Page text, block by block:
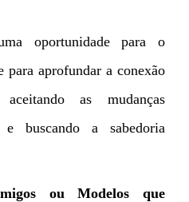
oportunidade para o
para aprofundar a conexão
as mudanças
buscando a sabedoria
ou Modelos que